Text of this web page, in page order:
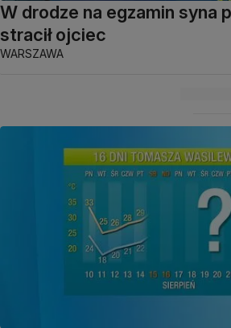
W drodze na egzamin syna
stracił ojciec
WARSZAWA